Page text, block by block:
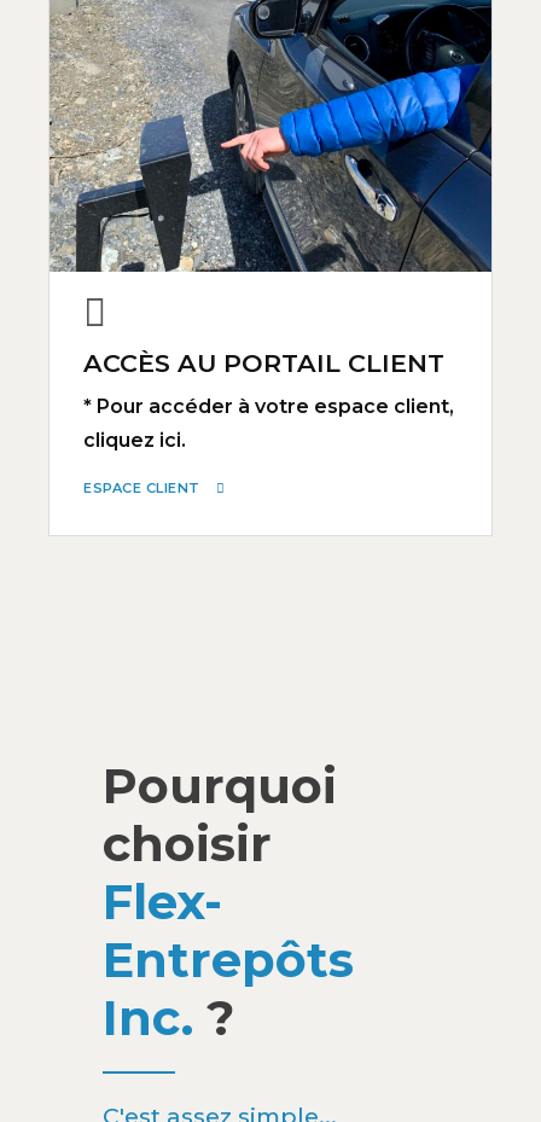
ACCÈS AU PORTAIL CLIENT
* Pour accéder à votre espace client,
cliquez ici.
ESPACE CLIENT
Pourquoi
choisir
Flex-
Entrepôts
Inc. ?
C'est assez simple...